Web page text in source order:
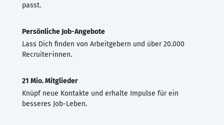
passt.
Persönliche Job-Angebote
Lass Dich finden von Arbeitgebern und über 20.000
Recruiter·innen.
21 Mio. Mitglieder
Knüpf neue Kontakte und erhalte Impulse für ein
besseres Job-Leben.